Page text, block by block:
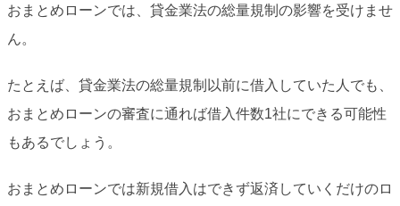
おまとめローンでは、貸金業法の総量規制の影響を受けませ
ん。
たとえば、貸金業法の総量規制以前に借入していた人でも、
おまとめローンの審査に通れば借入件数1社にできる可能性
もあるでしょう。
おまとめローンでは新規借入はできず返済していくだけのロ